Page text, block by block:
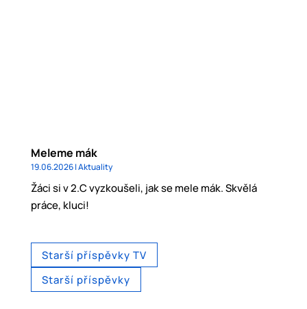
Meleme mák
19.06.2026|Aktuality
Žáci si v 2.C vyzkoušeli, jak se mele mák. Skvělá
práce, kluci!
Starší příspěvky TV
Starší příspěvky